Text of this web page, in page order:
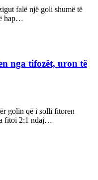
falë një goli shumë të
hap…
nga tifozët, uron të
golin që i solli fitoren
fitoi 2:1 ndaj…